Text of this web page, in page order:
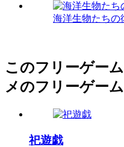
海洋生物たちの
このフリーゲー
メのフリーゲーム
祀遊戯